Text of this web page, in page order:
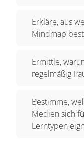
Erkläre, aus
Mindmap
Ermittle,
regelmäßig
Bestimme,
Medien sich
Lerntypen